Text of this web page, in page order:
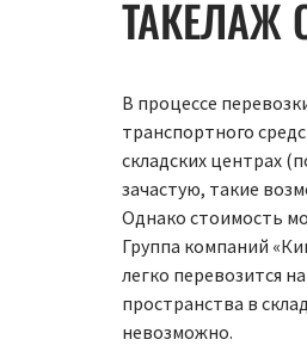
ТАКЕЛАЖ
В процессе
транспортного
складских центрах
зачастую, такие
Однако стоимость
Группа компаний
легко перевозится
пространства в
невозможно.